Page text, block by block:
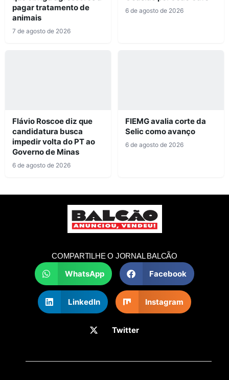
pagar tratamento de
animais
7 de agosto de 2026
6 de agosto de 2026
Flávio Roscoe diz que
candidatura busca
impedir volta do PT ao
Governo de Minas
6 de agosto de 2026
FIEMG avalia corte da
Selic como avanço
6 de agosto de 2026
COMPARTILHE O JORNAL BALCÃO
WhatsApp Facebook
LinkedIn Instagram
Twitter